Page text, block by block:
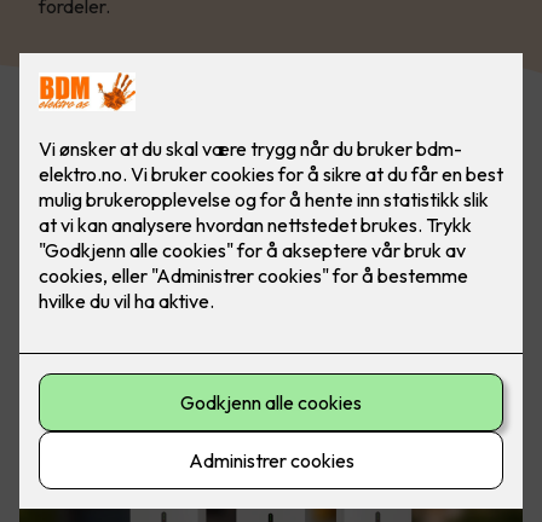
fordeler.
energikostnader en betydelig del av budsjettet. Samtidig
øker krav til bærekraft og energistyring i både offentlige og
private bygg.
Med et godt og avansert energilagringssystem kan du
optimalisere byggets energibruk, sikre driftssikkerhet og få
store økonomiske fordeler.